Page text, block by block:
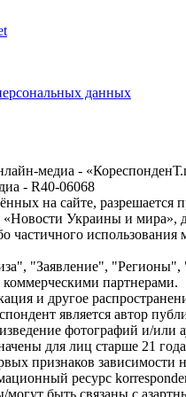
данных
медиа -
- R40-06068
на сайте, разрешается
Украины и мира»,
частичного
"Заявление",
коммерческими партнерами.
и другое
является автор
фотографий и/или
для лиц старше 21
признаков зависимости
ресурс
могут быть связаны с